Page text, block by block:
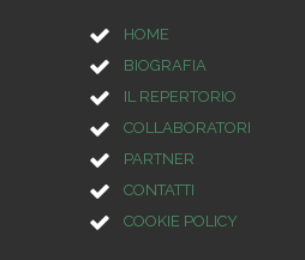
HOME
BIOGRAFIA
IL REPERTORIO
COLLABORATORI
PARTNER
CONTATTI
COOKIE POLICY